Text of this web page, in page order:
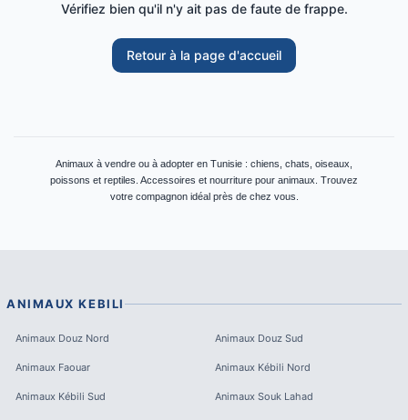
Vérifiez bien qu'il n'y ait pas de faute de frappe.
Retour à la page d'accueil
Animaux à vendre ou à adopter en Tunisie : chiens, chats, oiseaux,
poissons et reptiles. Accessoires et nourriture pour animaux. Trouvez
votre compagnon idéal près de chez vous.
ANIMAUX KEBILI
Animaux Douz Nord Animaux Douz Sud
Animaux Faouar Animaux Kébili Nord
Animaux Kébili Sud Animaux Souk Lahad